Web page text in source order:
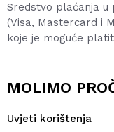
Sredstvo plaćanja u
(Visa, Mastercard i
koje je moguće
MOLIMO
Uvjeti korištenja